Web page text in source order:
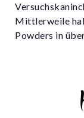
Mittlerweile
Powders in